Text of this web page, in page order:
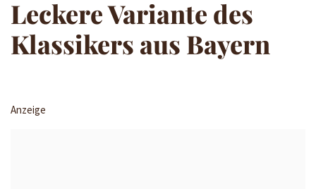
Leckere Variante des
Klassikers aus Bayern
Anzeige